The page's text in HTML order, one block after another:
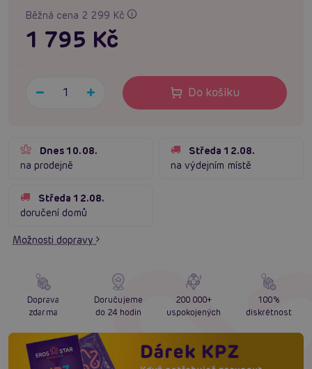
Běžná cena 2 299 Kč
1 795 Kč
Do košíku
Dnes 10.08.
na prodejně
Středa 12.08.
na výdejním místě
Středa 12.08.
doručení domů
Možnosti dopravy
Doprava
zdarma
Doručujeme
do 24 hodin
200 000+
uspokojených
100%
diskrétnost